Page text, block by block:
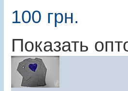
100 грн.
Показать